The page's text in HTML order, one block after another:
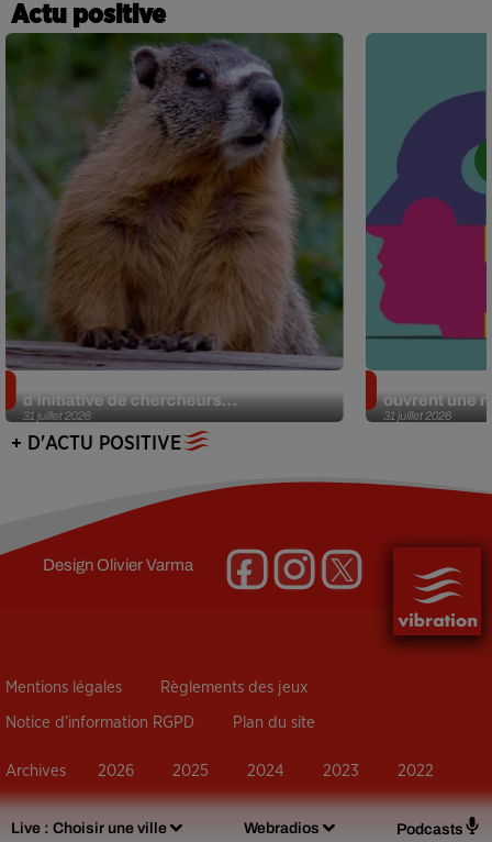
Live : Choisir une ville Webradios Podcasts
Actu positive
31 juillet 2026
d’initiative de chercheurs...
31 juillet 2026
ouvrent une
+ D'ACTU POSITIVE
DesignOlivier Varma
Mentions légales Règlements des jeux
Notice d’information RGPD Plan du site
Archives 2026 2025 2024 2023 2022